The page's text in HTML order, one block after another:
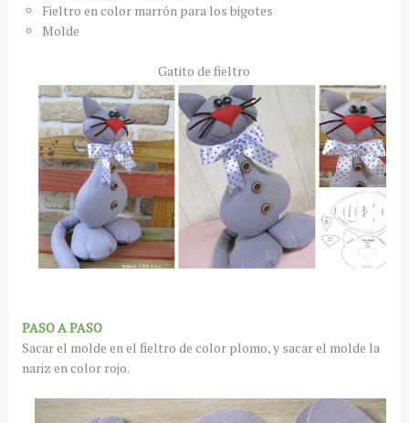
Fieltro en color marrón para los bigotes
Molde
Gatito de fieltro
PASO A PASO
Sacar el molde en el fieltro de color plomo, y sacar el molde la
nariz en color rojo.